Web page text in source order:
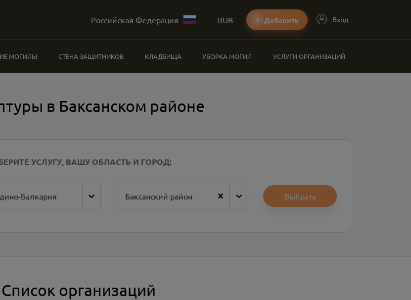
Российская Федерация RUB Добавить Вход
МОГИЛЫ СТЕНА ЗАЩИТНИКОВ КЛАДБИЩА УБОРКА МОГИЛ УСЛУГИ ОРГАНИЗАЦИЙ
в Баксанском районе
УСЛУГУ, ВАШУ ОБЛАСТЬ И ГОРОД:
Балкария Баксанский район Выбрать
Список организаций